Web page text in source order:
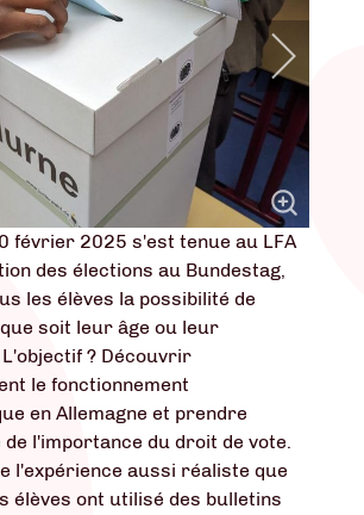
février 2025 s'est tenue au LFA
des élections au Bundestag,
les élèves la possibilité de
soit leur âge ou leur
? Découvrir
le fonctionnement
en Allemagne et prendre
l'importance du droit de vote.
l'expérience aussi réaliste que
élèves ont utilisé des bulletins